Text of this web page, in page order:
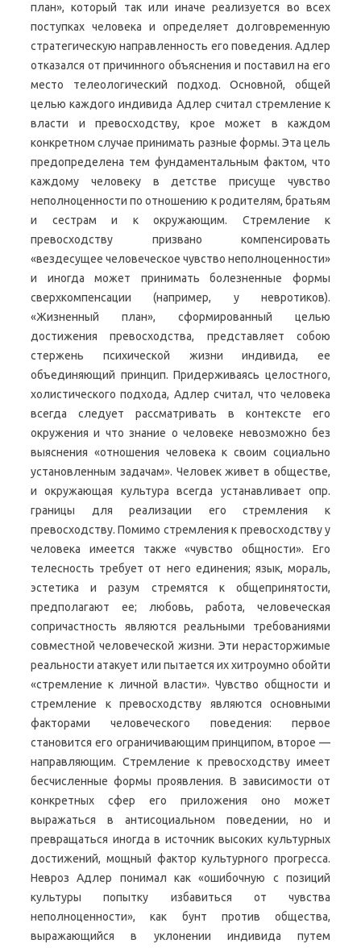
план», который так или иначе реализуется во всех
поступках человека и определяет долговременную
стратегическую направленность его поведения. Адлер
отказался от причинного объяснения и поставил на его
место телеологический подход. Основной, общей
целью каждого индивида Адлер считал стремление к
власти и превосходству, крое может в каждом
конкретном случае принимать разные формы. Эта цель
предопределена тем фундаментальным фактом, что
каждому человеку в детстве присуще чувство
неполноценности по отношению к родителям, братьям
и сестрам и к окружающим. Стремление к
превосходству призвано компенсировать
«вездесущее человеческое чувство неполноценности»
и иногда может принимать болезненные формы
сверхкомпенсации (например, у невротиков).
«Жизненный план», сформированный целью
достижения превосходства, представляет собою
стержень психической жизни индивида, ее
объединяющий принцип. Придерживаясь целостного,
холистического подхода, Адлер считал, что человека
всегда следует рассматривать в контексте его
окружения и что знание о человеке невозможно без
выяснения «отношения человека к своим социально
установленным задачам». Человек живет в обществе,
и окружающая культура всегда устанавливает опр.
границы для реализации его стремления к
превосходству. Помимо стремления к превосходству у
человека имеется также «чувство общности». Его
телесность требует от него единения; язык, мораль,
эстетика и разум стремятся к общепринятости,
предполагают ее; любовь, работа, человеческая
сопричастность являются реальными требованиями
совместной человеческой жизни. Эти нерасторжимые
реальности атакует или пытается их хитроумно обойти
«стремление к личной власти». Чувство общности и
стремление к превосходству являются основными
факторами человеческого поведения: первое
становится его ограничивающим принципом, второе —
направляющим. Стремление к превосходству имеет
бесчисленные формы проявления. В зависимости от
конкретных сфер его приложения оно может
выражаться в антисоциальном поведении, но и
превращаться иногда в источник высоких культурных
достижений, мощный фактор культурного прогресса.
Невроз Адлер понимал как «ошибочную с позиций
культуры попытку избавиться от чувства
неполноценности», как бунт против общества,
выражающийся в уклонении индивида путем